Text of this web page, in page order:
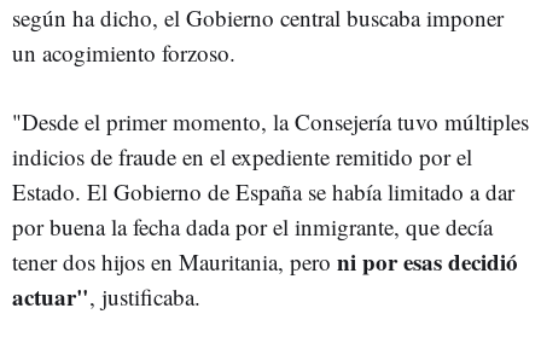
según ha dicho, el Gobierno central buscaba imponer
un acogimiento forzoso.
"Desde el primer momento, la Consejería tuvo múltiples
indicios de fraude en el expediente remitido por el
Estado. El Gobierno de España se había limitado a dar
por buena la fecha dada por el inmigrante, que decía
tener dos hijos en Mauritania, pero ni por esas decidió
actuar", justificaba.